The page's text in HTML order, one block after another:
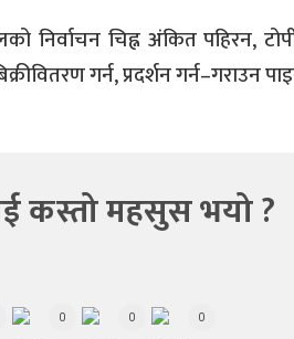
निर्वाचन चिह्न अंकित पहिरन,
गर्न, प्रदर्शन गर्न–गराउन
कस्तो महसुस भयो ?
0 0 0